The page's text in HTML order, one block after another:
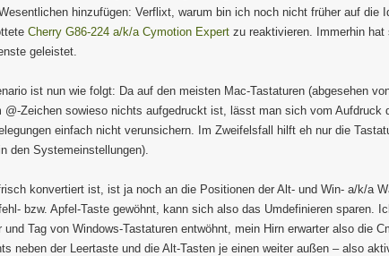
hinzufügen: Verflixt, warum bin ich noch nicht früher auf die
Cherry G86-224 a/k/a Cymotion Expert zu reaktivieren. Immerhin hat
geleistet.
ist nun wie folgt: Da auf den meisten Mac-Tastaturen (abgesehen
@-Zeichen sowieso nichts aufgedruckt ist, lässt man sich vom Aufdruck
einfach nicht verunsichern. Im Zweifelsfall hilft eh nur die
den Systemeinstellungen).
konvertiert ist, ist ja noch an die Positionen der Alt- und Win- a/k/a
bzw. Apfel-Taste gewöhnt, kann sich also das Umdefinieren sparen.
und Tag von Windows-Tastaturen entwöhnt, mein Hirn erwarter also die
neben der Leertaste und die Alt-Tasten je einen weiter außen – also